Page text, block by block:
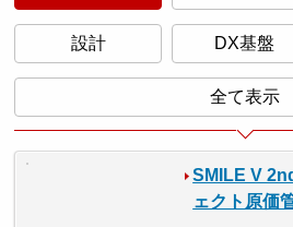
設計 DX基盤
全て表示
SMILE V
ェクト原価